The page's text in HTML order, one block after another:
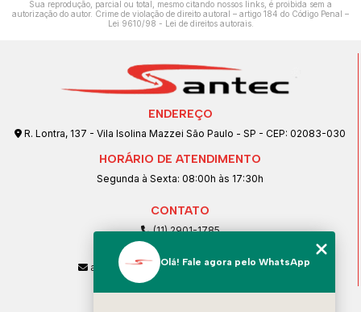
Sua reprodução, parcial ou total, mesmo citando nossos links, é proibida sem a
autorização do autor. Crime de violação de direito autoral – artigo 184 do Código Penal –
Lei 9610/98 - Lei de direitos autorais.
ENDEREÇO
R. Lontra, 137 - Vila Isolina Mazzei São Paulo - SP - CEP: 02083-030
HORÁRIO DE ATENDIMENTO
Segunda à Sexta: 08:00h às 17:30h
CONTATO
(11) 2901-1785
(11) 99239-1832
atendimento@santeccopiadoras.com.br
Olá! Fale agora pelo WhatsApp